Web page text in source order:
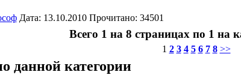
Дата: 13.10.2010 Прочитано: 34501
Всего 1 на 8 страницах по 1 на
1 2 3 4 5 6 7 8 >>
данной категории